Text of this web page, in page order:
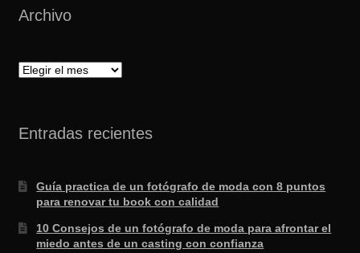
Archivo
Archivo
Entradas recientes
Guía practica de un fotógrafo de moda con 8 puntos
para renovar tu book con calidad
10 Consejos de un fotógrafo de moda para afrontar el
miedo antes de un casting con confianza